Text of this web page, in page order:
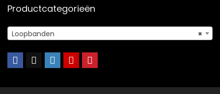
Productcategorieën
×
Loopbanden